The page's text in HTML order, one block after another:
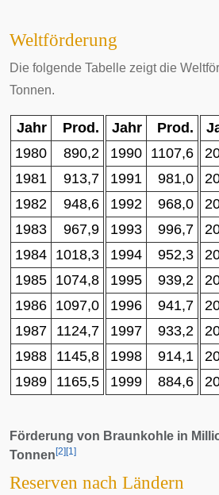
Weltförderung
Die folgende Tabelle zeigt die
Tonnen.
Förderung von Braunkohle in
Tonnen [2] [1]
Jahr
Prod.
1980
890,2
1981
913,7
1982
948,6
1983
967,9
1984 1018,3
1985 1074,8
1986 1097,0
1987
1124,7
1988
1145,8
1989
1165,5
Jahr
Prod.
1990 1107,6
1991
981,0
1992
968,0
1993
996,7
1994
952,3
1995
939,2
1996
941,7
1997
933,2
1998
914,1
1999
884,6
Reserven nach Ländern